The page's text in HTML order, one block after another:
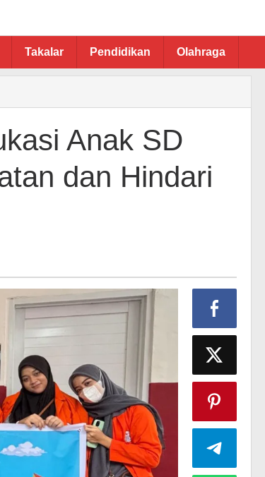
Takalar Pendidikan Olahraga
Anak SD
dan Hindari